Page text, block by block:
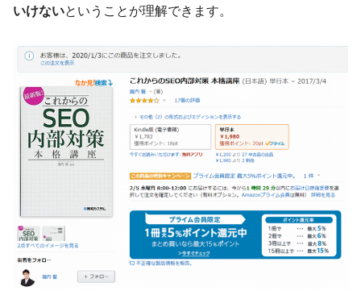
いけないということが理解できます。